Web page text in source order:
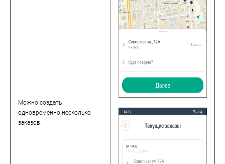
Можно создать
одновременно несколько
заказов.